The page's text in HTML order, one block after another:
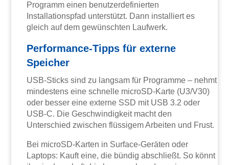
Programm einen benutzerdefinierten
Installationspfad unterstützt. Dann installiert es
gleich auf dem gewünschten Laufwerk.
Performance-Tipps für externe
Speicher
USB-Sticks sind zu langsam für Programme – nehmt
mindestens eine schnelle microSD-Karte (U3/V30)
oder besser eine externe SSD mit USB 3.2 oder
USB-C. Die Geschwindigkeit macht den
Unterschied zwischen flüssigem Arbeiten und Frust.
Bei microSD-Karten in Surface-Geräten oder
Laptops: Kauft eine, die bündig abschließt. So könnt